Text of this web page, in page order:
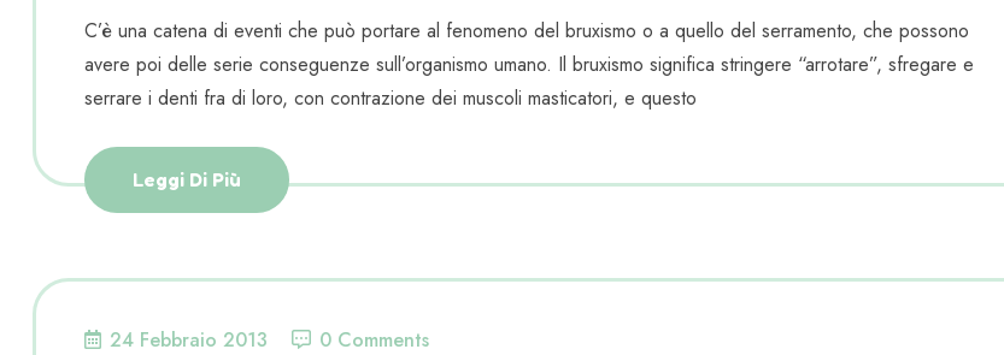
C’è una catena di eventi che può portare al fenomeno del bruxismo o a quello del serramento, che possono
avere poi delle serie conseguenze sull’organismo umano. Il bruxismo significa stringere “arrotare”, sfregare e
serrare i denti fra di loro, con contrazione dei muscoli masticatori, e questo
Leggi Di Più
24 Febbraio 2013 0 Comments